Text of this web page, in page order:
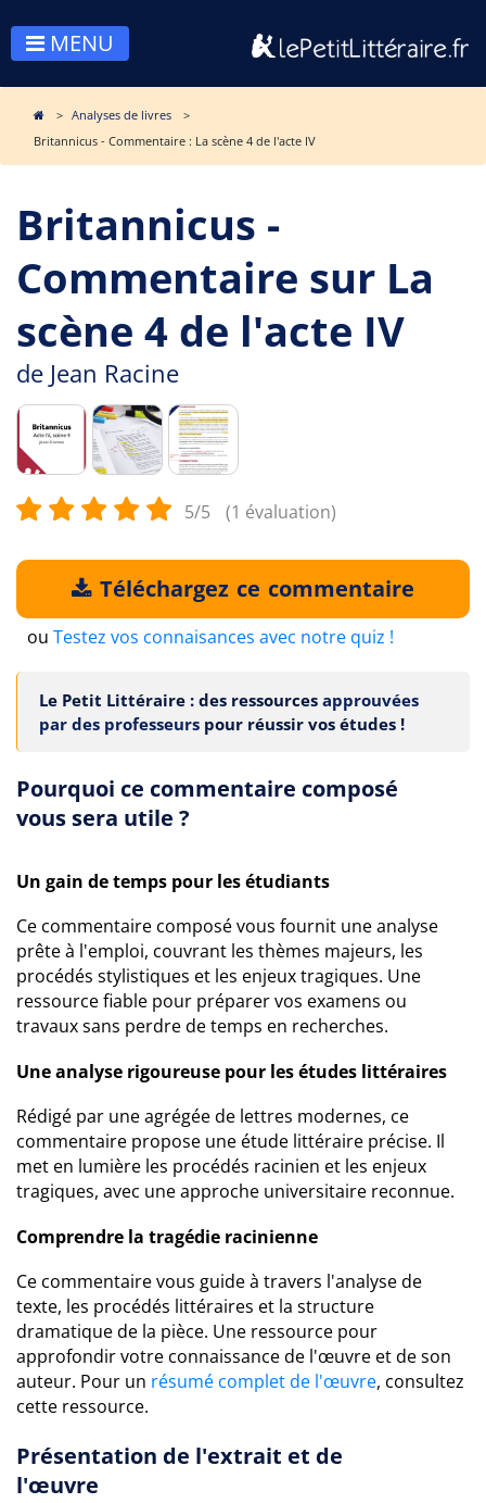
MENU
Analyses de livres
Britannicus - Commentaire : La scène 4 de l'acte IV
Britannicus -
Commentaire sur La
scène 4 de l'acte IV
de Jean Racine
5/5 (1 évaluation)
Téléchargez ce commentaire
ou Testez vos connaisances avec notre quiz !
Le Petit Littéraire : des ressources approuvées
par des professeurs pour réussir vos études !
Pourquoi ce commentaire composé
vous sera utile ?
Un gain de temps pour les étudiants
Ce commentaire composé vous fournit une analyse
prête à l'emploi, couvrant les thèmes majeurs, les
procédés stylistiques et les enjeux tragiques. Une
ressource fiable pour préparer vos examens ou
travaux sans perdre de temps en recherches.
Une analyse rigoureuse pour les études littéraires
Rédigé par une agrégée de lettres modernes, ce
commentaire propose une étude littéraire précise. Il
met en lumière les procédés racinien et les enjeux
tragiques, avec une approche universitaire reconnue.
Comprendre la tragédie racinienne
Ce commentaire vous guide à travers l'analyse de
texte, les procédés littéraires et la structure
dramatique de la pièce. Une ressource pour
approfondir votre connaissance de l'œuvre et de son
auteur. Pour un résumé complet de l'œuvre, consultez
cette ressource.
Présentation de l'extrait et de
l'œuvre